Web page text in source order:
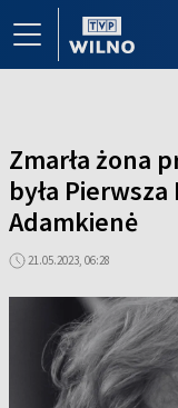
Zmarła żona
była
Adamkienė
21.05.2023, 06:28